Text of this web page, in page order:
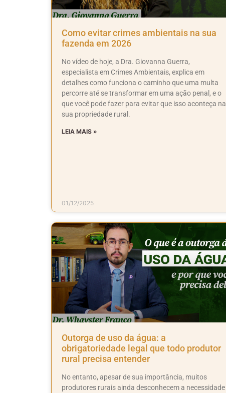
Como evitar crimes ambientais na sua
fazenda em 2026
No vídeo de hoje, a Dra. Giovanna Guerra,
especialista em Crimes Ambientais, explica em
detalhes como funciona o caminho que uma multa
percorre até se transformar em uma ação penal, e o
que você pode fazer para evitar que isso aconteça na
sua propriedade rural.
LEIA MAIS »
01/12/2025
Outorga de uso da água: a
obrigatoriedade legal que todo produtor
rural precisa entender
No entanto, apesar de sua importância, muitos
produtores rurais ainda desconhecem a necessidade